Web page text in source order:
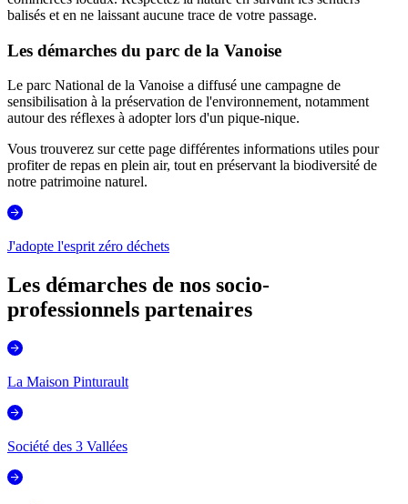
balisés et en ne laissant aucune trace de votre passage.
Les démarches du parc de la Vanoise
Le parc National de la Vanoise a diffusé une campagne de
sensibilisation à la préservation de l'environnement, notamment
autour des réflexes à adopter lors d'un pique-nique.
Vous trouverez sur cette page différentes informations utiles pour
profiter de repas en plein air, tout en préservant la biodiversité de
notre patrimoine naturel.
J'adopte l'esprit zéro déchets
Les démarches de nos socio-
professionnels partenaires
La Maison Pinturault
Société des 3 Vallées